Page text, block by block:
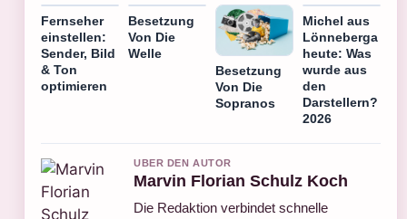
Fernseher
einstellen:
Sender, Bild
& Ton
optimieren
Besetzung
Von Die
Welle
Besetzung
Von Die
Sopranos
Michel aus
Lönneberga
heute: Was
wurde aus
den
Darstellern?
2026
UBER DEN AUTOR
Marvin Florian Schulz Koch
Die Redaktion verbindet schnelle